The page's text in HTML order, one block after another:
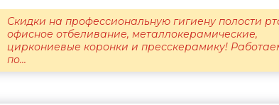
Скидки на профессиональную гигиену полости
офисное отбеливание, металлокерамические,
циркониевые коронки и пресскерамику!
по...